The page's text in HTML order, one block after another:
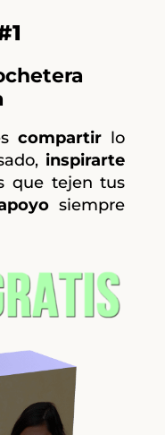
compartir lo
inspirarte
que tejen tus
siempre